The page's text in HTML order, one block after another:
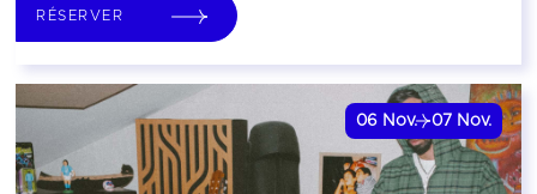
RÉSERVER
06 Nov. 07 Nov.